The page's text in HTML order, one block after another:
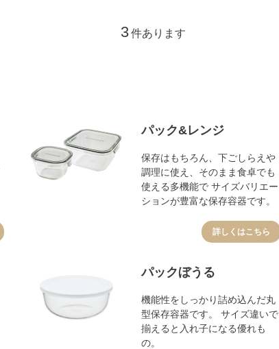
3 件あります
パック&レンジ
保存はもちろん、下ごしらえや
調理に使え、そのまま食卓でも
使える多機能で サイズバリエー
ションが豊富な保存容器です。
詳しくはこちら
パックぼうる
機能性をしっかり詰め込んだ丸
型保存容器です。 サイズ違いで
揃えると入れ子になる優れも
の。